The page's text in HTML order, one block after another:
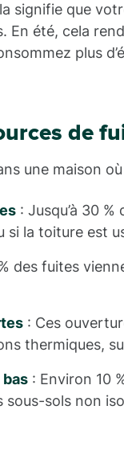
signifie que
En été, cela
plus
de
une maison
: Jusqu’à 30
si la toiture est
des fuites
: Ces
thermiques,
: Environ 10
sous-sols non